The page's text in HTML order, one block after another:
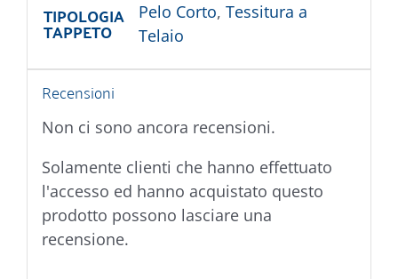
TIPOLOGIA
TAPPETO
Pelo Corto, Tessitura a
Telaio
Recensioni
Non ci sono ancora recensioni.
Solamente clienti che hanno effettuato
l'accesso ed hanno acquistato questo
prodotto possono lasciare una
recensione.